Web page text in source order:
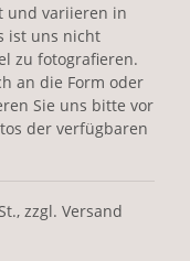
und variieren in
ist uns nicht
zu fotografieren.
an die Form oder
Sie uns bitte vor
der verfügbaren
zzgl. Versand